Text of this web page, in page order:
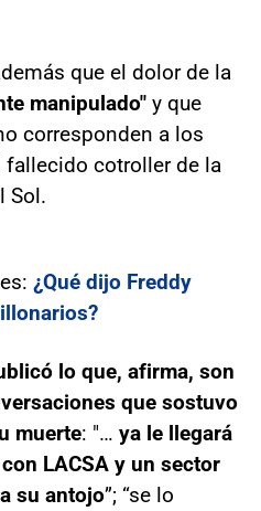
que el dolor de la
manipulado" y que
corresponden a los
fallecido cotroller de la
Sol.
¿Qué dijo Freddy
lo que, afirma, son
que sostuvo
muerte: "… ya le llegará
LACSA y un sector
su antojo”; “se lo